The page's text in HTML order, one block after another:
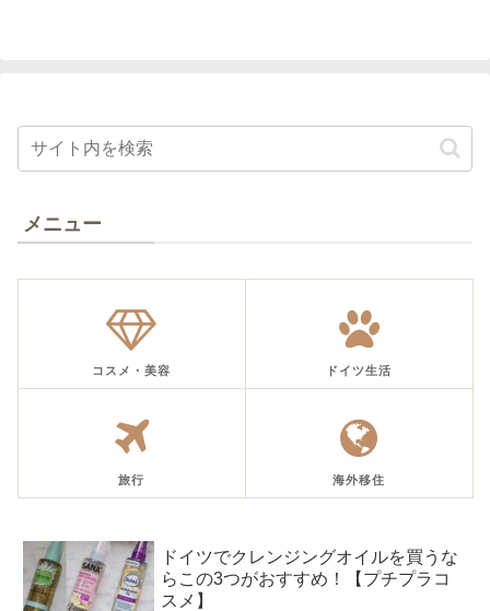
メニュー
コスメ・美容 ドイツ生活
旅行 海外移住
ドイツでクレンジングオイルを買うな
らこの3つがおすすめ！【プチプラコ
スメ】